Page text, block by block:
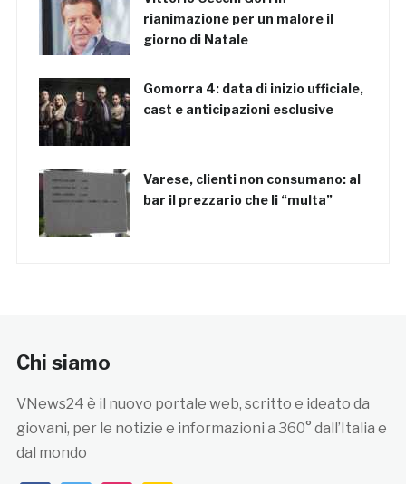
rianimazione per un malore il
giorno di Natale
Gomorra 4: data di inizio ufficiale,
cast e anticipazioni esclusive
Varese, clienti non consumano: al
bar il prezzario che li “multa”
Chi siamo
VNews24 è il nuovo portale web, scritto e ideato da
giovani, per le notizie e informazioni a 360° dall’Italia e
dal mondo